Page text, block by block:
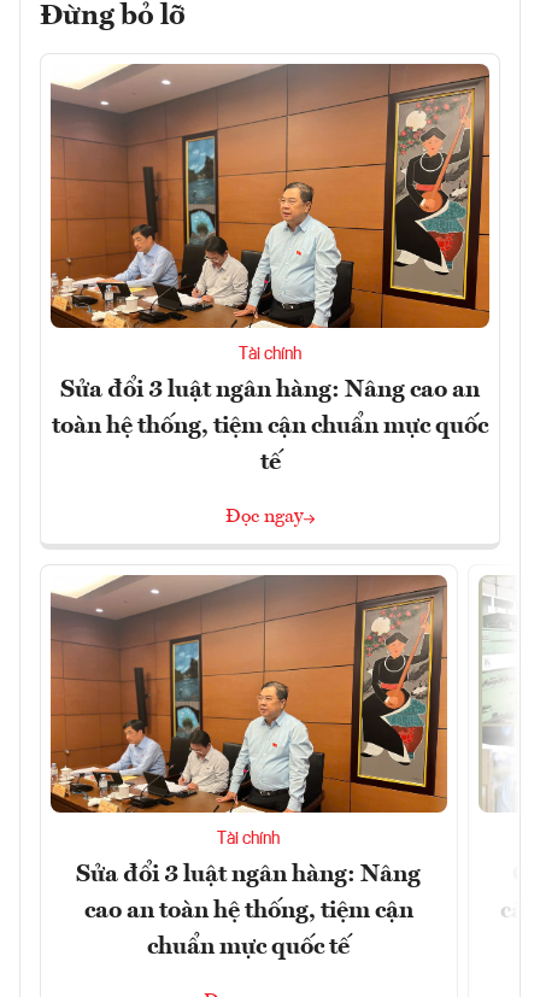
Đừng bỏ lỡ
Tài chính
Sửa đổi 3 luật ngân hàng: Nâng cao an
toàn hệ thống, tiệm cận chuẩn mực quốc
tế
Đọc ngay
Tài chính
Sửa đổi 3 luật ngân hàng: Nâng
cao an toàn hệ thống, tiệm cận
chuẩn mực quốc tế